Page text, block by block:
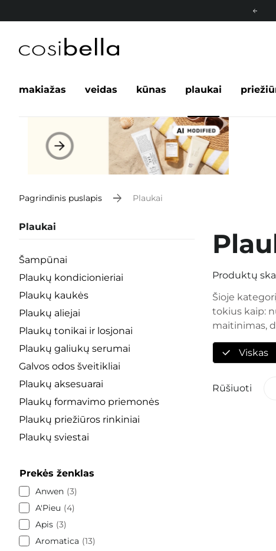
makiažas veidas kūnas plaukai
Pagrindinis puslapis Plaukai
Plaukai
Šampūnai
Plaukų kondicionieriai
Plaukų kaukės
Plaukų aliejai
Plaukų tonikai ir losjonai
Plaukų galiukų serumai
Galvos odos šveitikliai
Plaukų aksesuarai
Plaukų formavimo priemonės
Plaukų priežiūros rinkiniai
Plaukų sviestai
Prekės ženklas
Anwen 3
A'Pieu
4
Apis 3
Aromatica
13
Produktų
Šioje
tokius kaip:
maitinimas,
Viskas
Rūšiuoti